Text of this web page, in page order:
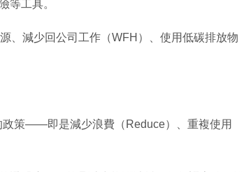
等工具。
、減少回公司工作（WFH）、使用低碳排放物
政策——即是減少浪費（Reduce）、重複使用